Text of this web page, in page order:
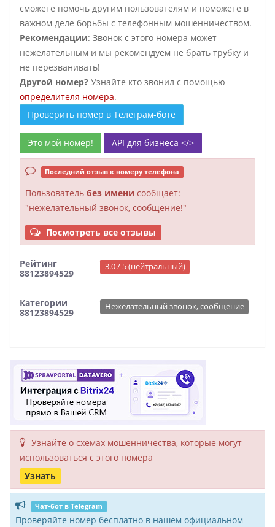
сможете помочь другим пользователям и поможете в
важном деле борьбы с телефонным мошенничеством.
Рекомендации: Звонок с этого номера может
нежелательным и мы рекомендуем не брать трубку и
не перезванивать!
Другой номер? Узнайте кто звонил с помощью
определителя номера.
Проверить номер в Телеграм-боте
Это мой номер! API для бизнеса </>
Последний отзыв к номеру телефона
Пользователь без имени сообщает:
"нежелательный звонок, сообщение!"
Посмотреть все отзывы
Рейтинг
88123894529
3.0 / 5 (нейтральный)
Категории
88123894529
Нежелательный звонок, сообщение
Узнайте о схемах мошенни­чества, кото­рые могут
исполь­зоваться с этого номера
Узнать
Чат-бот в Telegram
Проверяйте номер бесплатно в нашем официальном